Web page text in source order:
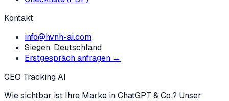
Kontakt
info@hvnh-ai.com
Siegen, Deutschland
Erstgespräch anfragen →
GEO Tracking AI
Wie sichtbar ist Ihre Marke in ChatGPT & Co.? Unser